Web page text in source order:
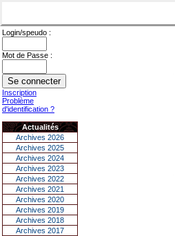
Login/speudo :
Mot de Passe :
Inscription
Problème
d'identification ?
Actualités
Archives 2026
Archives 2025
Archives 2024
Archives 2023
Archives 2022
Archives 2021
Archives 2020
Archives 2019
Archives 2018
Archives 2017